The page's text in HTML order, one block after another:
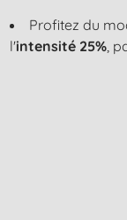
Profitez du
l'intensité 25%,